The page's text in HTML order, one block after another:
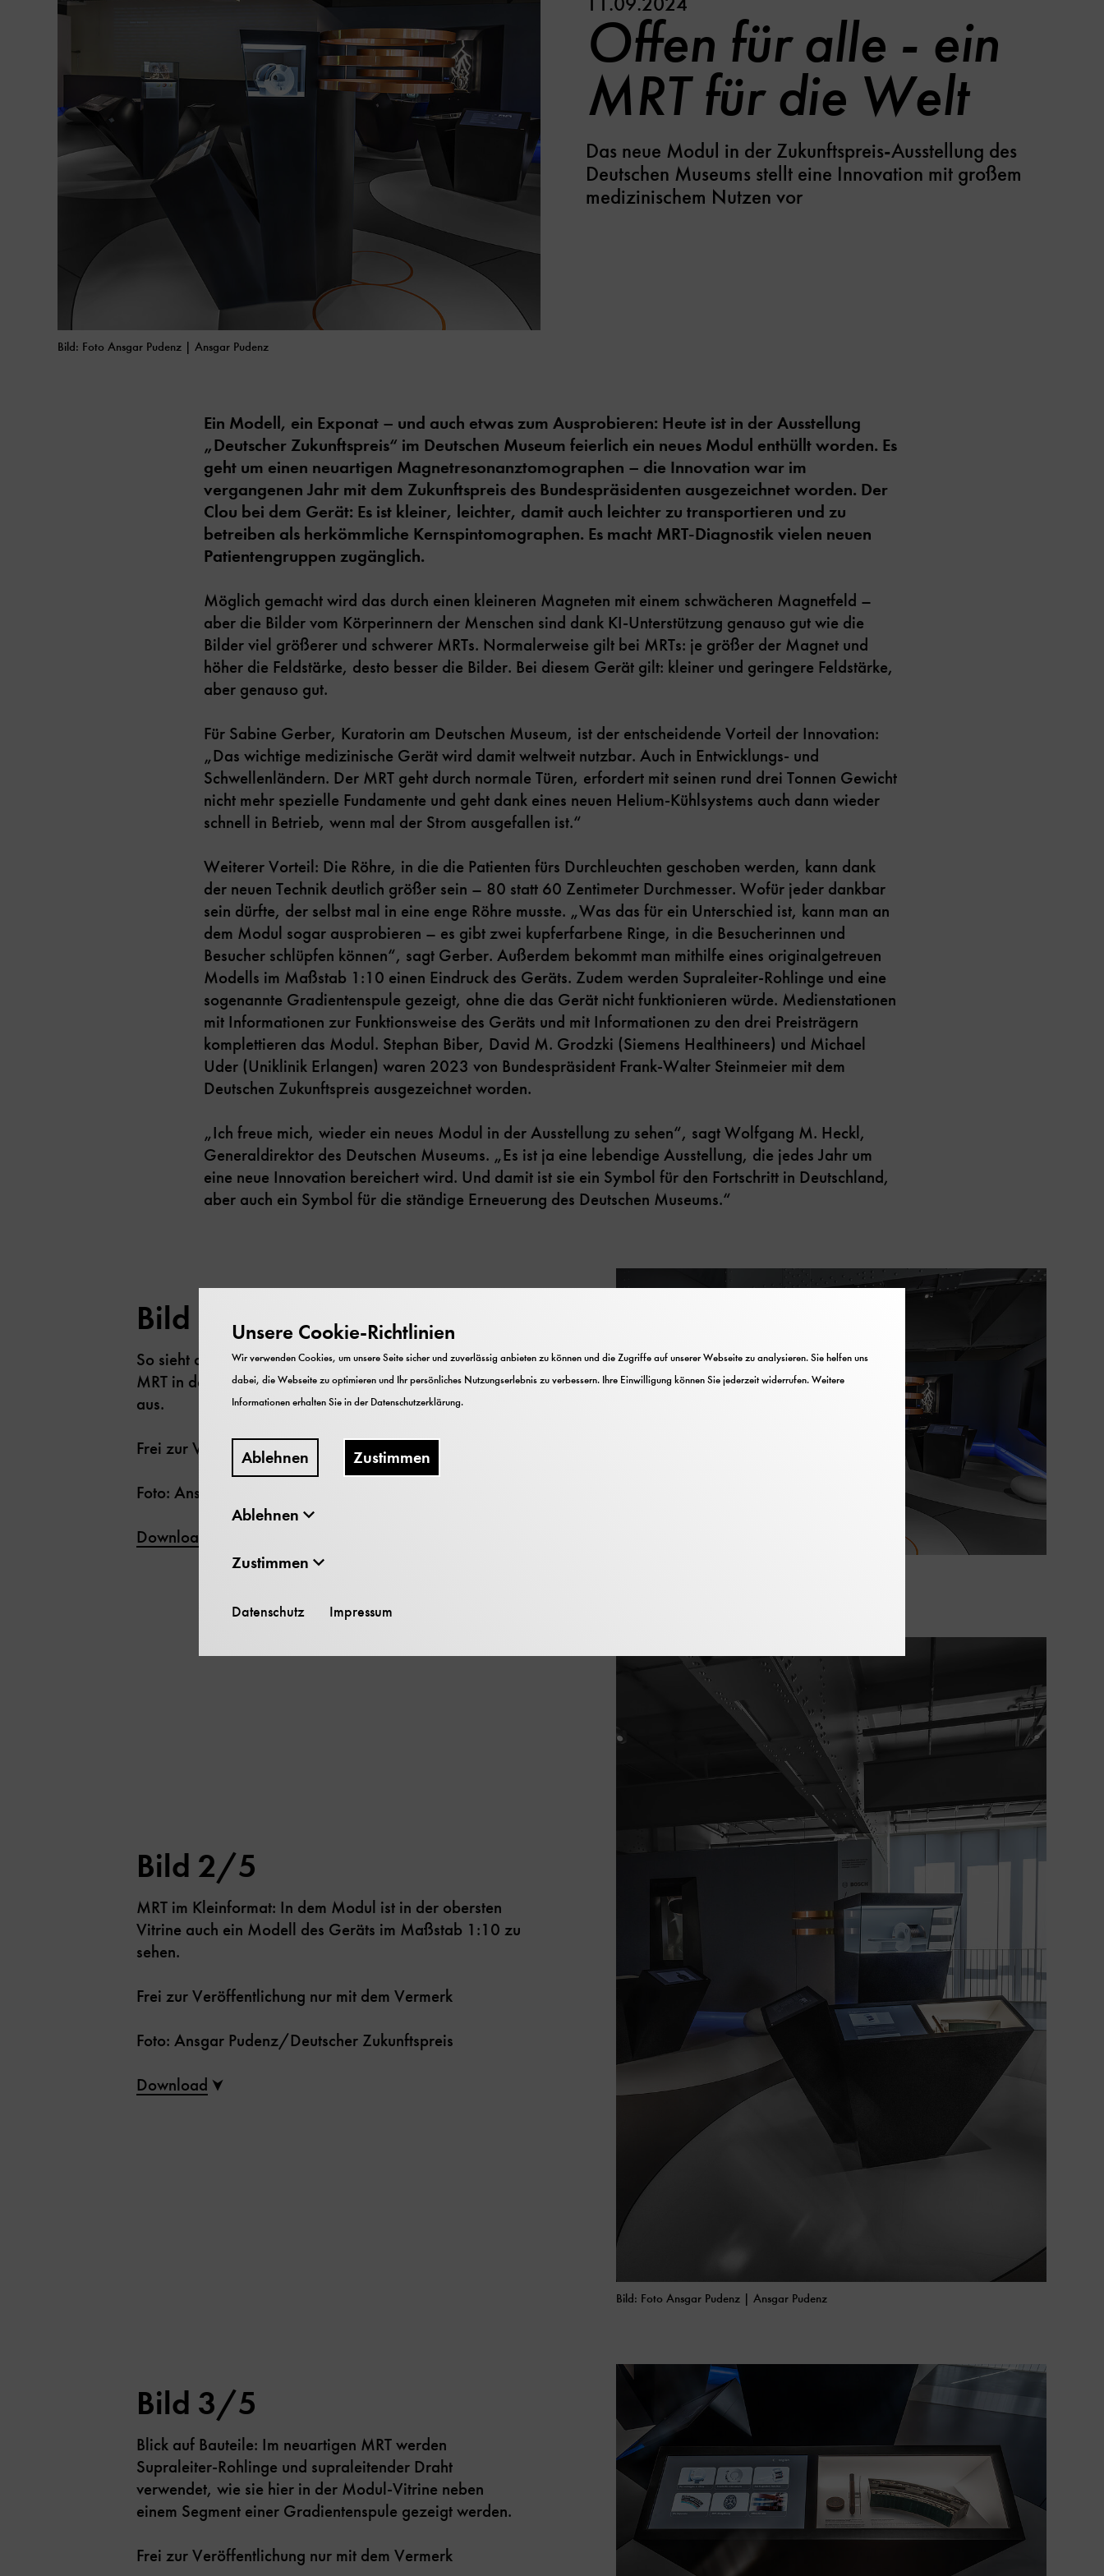
Bild: Foto Ansgar Pudenz | Ansgar Pudenz
Offen für alle - ein
MRT für die Welt
Das neue Modul in der Zukunftspreis-Ausstellung des
Deutschen Museums stellt eine Innovation mit großem
medizinischem Nutzen vor
Ein Modell, ein Exponat – und auch etwas zum Ausprobieren: Heute ist in der Ausstellung
„Deutscher Zukunftspreis“ im Deutschen Museum feierlich ein neues Modul enthüllt worden. Es
geht um einen neuartigen Magnetresonanztomographen – die Innovation war im
vergangenen Jahr mit dem Zukunftspreis des Bundespräsidenten ausgezeichnet worden. Der
Clou bei dem Gerät: Es ist kleiner, leichter, damit auch leichter zu transportieren und zu
betreiben als herkömmliche Kernspintomographen. Es macht MRT-Diagnostik vielen neuen
Patientengruppen zugänglich.
Möglich gemacht wird das durch einen kleineren Magneten mit einem schwächeren Magnetfeld –
aber die Bilder vom Körperinnern der Menschen sind dank KI-Unterstützung genauso gut wie die
Bilder viel größerer und schwerer MRTs. Normalerweise gilt bei MRTs: je größer der Magnet und
höher die Feldstärke, desto besser die Bilder. Bei diesem Gerät gilt: kleiner und geringere Feldstärke,
aber genauso gut.
Für Sabine Gerber, Kuratorin am Deutschen Museum, ist der entscheidende Vorteil der Innovation:
„Das wichtige medizinische Gerät wird damit weltweit nutzbar. Auch in Entwicklungs- und
Schwellenländern. Der MRT geht durch normale Türen, erfordert mit seinen rund drei Tonnen Gewicht
nicht mehr spezielle Fundamente und geht dank eines neuen Helium-Kühlsystems auch dann wieder
schnell in Betrieb, wenn mal der Strom ausgefallen ist.“
Weiterer Vorteil: Die Röhre, in die die Patienten fürs Durchleuchten geschoben werden, kann dank
der neuen Technik deutlich größer sein – 80 statt 60 Zentimeter Durchmesser. Wofür jeder dankbar
sein dürfte, der selbst mal in eine enge Röhre musste. „Was das für ein Unterschied ist, kann man an
dem Modul sogar ausprobieren – es gibt zwei kupferfarbene Ringe, in die Besucherinnen und
Besucher schlüpfen können“, sagt Gerber. Außerdem bekommt man mithilfe eines originalgetreuen
Modells im Maßstab 1:10 einen Eindruck des Geräts. Zudem werden Supraleiter-Rohlinge und eine
sogenannte Gradientenspule gezeigt, ohne die das Gerät nicht funktionieren würde. Medienstationen
mit Informationen zur Funktionsweise des Geräts und mit Informationen zu den drei Preisträgern
komplettieren das Modul. Stephan Biber, David M. Grodzki (Siemens Healthineers) und Michael
Uder (Uniklinik Erlangen) waren 2023 von Bundespräsident Frank-Walter Steinmeier mit dem
Deutschen Zukunftspreis ausgezeichnet worden.
„Ich freue mich, wieder ein neues Modul in der Ausstellung zu sehen“, sagt Wolfgang M. Heckl,
Generaldirektor des Deutschen Museums. „Es ist ja eine lebendige Ausstellung, die jedes Jahr um
eine neue Innovation bereichert wird. Und damit ist sie ein Symbol für den Fortschritt in Deutschland,
aber auch ein Symbol für die ständige Erneuerung des Deutschen Museums.“
Bild 1/5
So sieht das Modul zum ausgezeichneten, innovativen
MRT in der Ausstellung zum Deutschen Zukunftspreis
aus.
Frei zur Veröffentlichung nur mit dem Vermerk
Foto: Ansgar Pudenz/Deutsches Zukunftspreis
Download
Bild: Foto Ansgar Pudenz | Ansgar Pudenz
Bild 2/5
MRT im Kleinformat: In dem Modul ist in der obersten
Vitrine auch ein Modell des Geräts im Maßstab 1:10 zu
sehen.
Frei zur Veröffentlichung nur mit dem Vermerk
Foto: Ansgar Pudenz/Deutscher Zukunftspreis
Download
Bild 3/5
Blick auf Bauteile: Im neuartigen MRT werden
Supraleiter-Rohlinge und supraleitender Draht
verwendet, wie sie hier in der Modul-Vitrine neben
einem Segment einer Gradientenspule gezeigt werden.
Frei zur Veröffentlichung nur mit dem Vermerk
Unsere Cookie-Richtlinien
Wir verwenden Cookies, um unsere Seite sicher und zuverlässig anbieten zu können und die Zugriffe auf unserer Webseite zu analysieren. Sie helfen uns
dabei, die Webseite zu optimieren und Ihr persönliches Nutzungserlebnis zu verbessern. Ihre Einwilligung können Sie jederzeit widerrufen. Weitere
Informationen erhalten Sie in derDatenschutzerklärung.
Ablehnen Zustimmen
Ablehnen
Zustimmen
Datenschutz Impressum